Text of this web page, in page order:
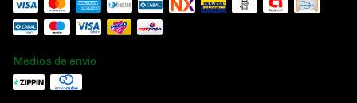
Medios de envío